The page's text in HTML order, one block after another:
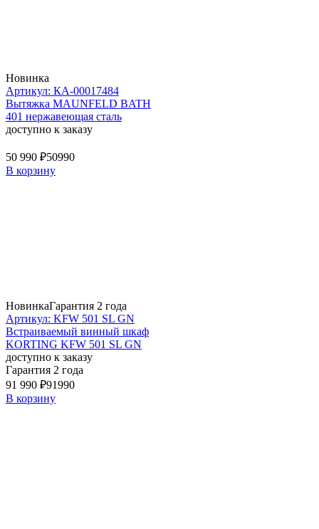
Новинка
Артикул: КА-00017484
Вытяжка MAUNFELD BATH
401 нержавеющая сталь
доступно к заказу
50 990 ₽50990
В корзину
НовинкаГарантия 2 года
Артикул: KFW 501 SL GN
Встраиваемый винный шкаф
KORTING KFW 501 SL GN
доступно к заказу
Гарантия 2 года
91 990 ₽91990
В корзину